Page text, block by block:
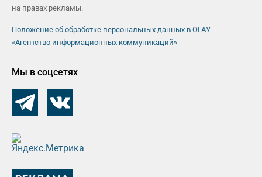
на правах рекламы.
Положение об обработке персональных данных в ОГАУ
«Агентство информационных коммуникаций»
Мы в соцсетях